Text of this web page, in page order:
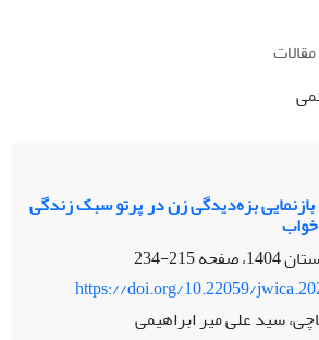
بزه‌دیدگی زن در پرتو سبک زندگی
215-234
https://doi.org/10.22059/
سید علی میر ابراهیمی